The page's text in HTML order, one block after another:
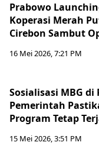
Prabowo
Koperasi Merah
Cirebon Sambut
16 Mei 2026, 7:21 PM
Sosialisasi MBG
Pemerintah
Program Tetap
15 Mei 2026, 3:51 PM